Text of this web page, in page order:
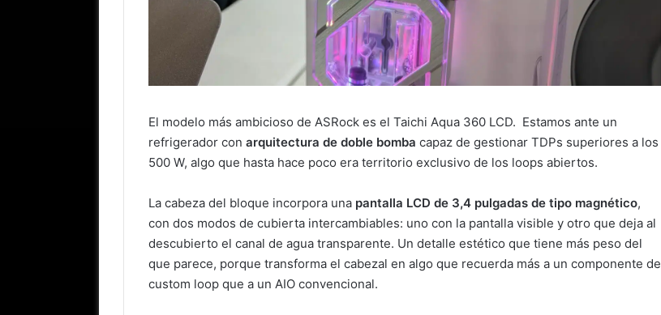
El modelo más ambicioso de ASRock es el Taichi Aqua 360 LCD. Estamos ante un
refrigerador con arquitectura de doble bomba capaz de gestionar TDPs superiores a los
500 W, algo que hasta hace poco era territorio exclusivo de los loops abiertos.
La cabeza del bloque incorpora una pantalla LCD de 3,4 pulgadas de tipo magnético,
con dos modos de cubierta intercambiables: uno con la pantalla visible y otro que deja al
descubierto el canal de agua transparente. Un detalle estético que tiene más peso del
que parece, porque transforma el cabezal en algo que recuerda más a un componente de
custom loop que a un AIO convencional.